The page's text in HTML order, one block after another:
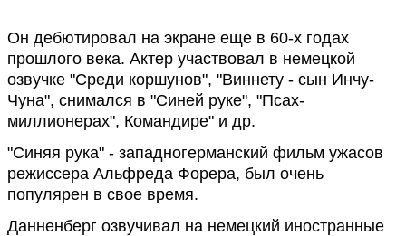
Он дебютировал на экране еще в 60-х годах
прошлого века. Актер участвовал в немецкой
озвучке "Среди коршунов", "Виннету - сын Инчу-
Чуна", снимался в "Синей руке", "Псах-
миллионерах", Командире" и др.
"Синяя рука" - западногерманский фильм ужасов
режиссера Альфреда Форера, был очень
популярен в свое время.
Данненберг озвучивал на немецкий иностранные